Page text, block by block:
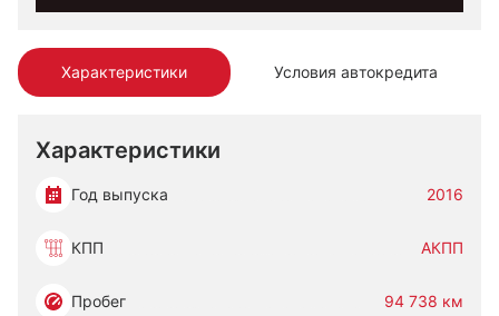
Характеристики Условия автокредита
Характеристики
Год выпуска 2016
КПП АКПП
Пробег 94 738 км